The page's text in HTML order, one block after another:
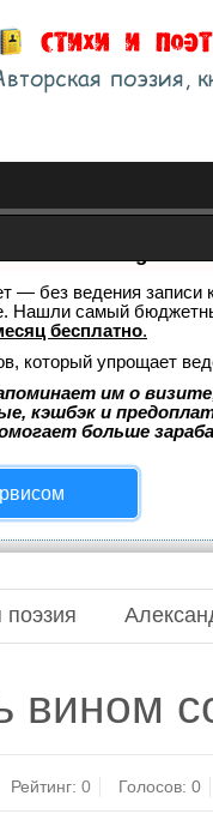
— без ведения
Нашли самый
бесплатно.
который упрощает
им о
кэшбэк и
больше
поэзия
вином
Рейтинг:0 Голосов: 0